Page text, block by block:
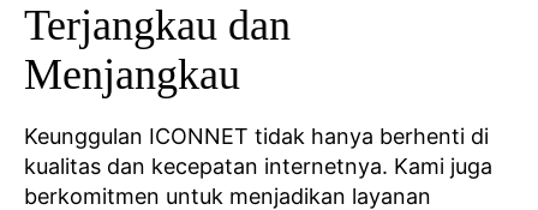
Terjangkau dan
Menjangkau
Keunggulan ICONNET tidak hanya berhenti di
kualitas dan kecepatan internetnya. Kami juga
berkomitmen untuk menjadikan layanan